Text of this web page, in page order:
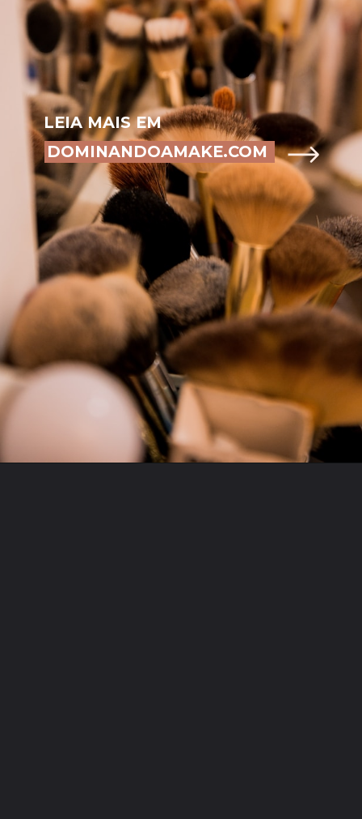
LEIA MAIS EM
DOMINANDOAMAKE.COM